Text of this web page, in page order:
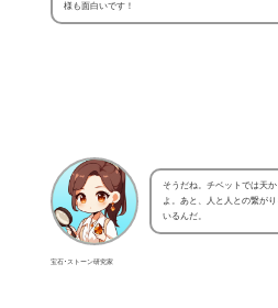
様も面白いです！
宝石･ストーン研究家
そうだね。チベットでは天
よ。あと、人と人との繋が
いるんだ。